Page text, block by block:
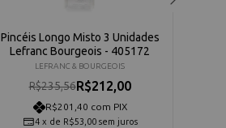
Pincéis Longo Misto 3 Unidades
Lefranc Bourgeois - 405172
LEFRANC & BOURGEOIS
R$235,56R$212,00
R$201,40 com PIX
4 x de R$53,00 sem juros